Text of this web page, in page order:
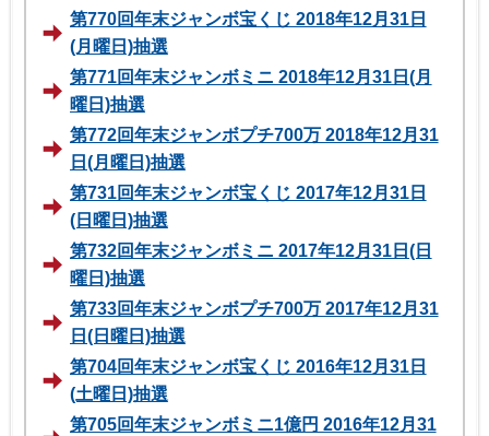
第770回年末ジャンボ宝くじ 2018年12月31日
(月曜日)抽選
第771回年末ジャンボミニ 2018年12月31日(月
曜日)抽選
第772回年末ジャンボプチ700万 2018年12月31
日(月曜日)抽選
第731回年末ジャンボ宝くじ 2017年12月31日
(日曜日)抽選
第732回年末ジャンボミニ 2017年12月31日(日
曜日)抽選
第733回年末ジャンボプチ700万 2017年12月31
日(日曜日)抽選
第704回年末ジャンボ宝くじ 2016年12月31日
(土曜日)抽選
第705回年末ジャンボミニ1億円 2016年12月31